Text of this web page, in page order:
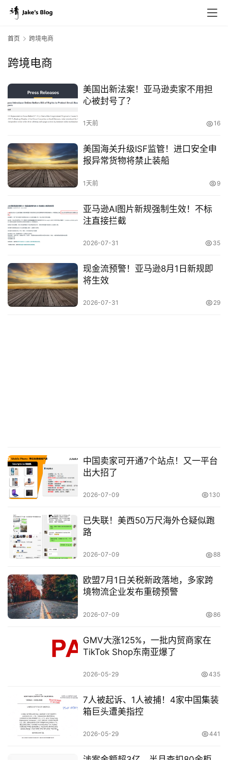
创
专
栏
业
动
态
碎
碎
念
关
留
首页 跨境电商
跨境电商
美国出新法案！亚马逊卖家不用担
心被封号了？
1天前 16
美国海关升级ISF监管！进口安全申
报异常货物将禁止装船
1天前 9
亚马逊AI图片新规强制生效！不标
注直接拦截
2026-07-31 35
现金流预警！亚马逊8月1日新规即
将生效
2026-07-31 29
中国卖家可开通7个站点！又一平台
出大招了
2026-07-09 130
已失联！美西50万尺海外仓疑似跑
路
2026-07-09 88
欧盟7月1日关税新政落地，多家跨
境物流企业发布重磅预警
2026-07-09 86
GMV大涨125%，一批内贸商家在
TikTok Shop东南亚爆了
2026-05-29 435
7人被起诉、1人被捕！4家中国集装
箱巨头遭美指控
2026-05-29 441